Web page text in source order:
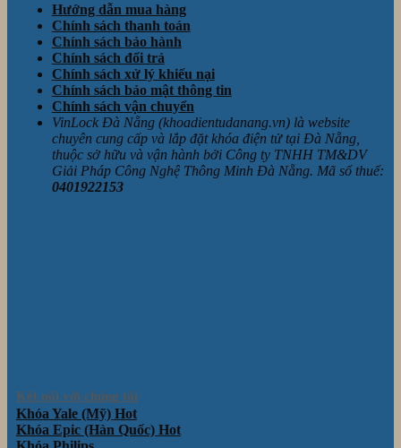
Hướng dẫn mua hàng
Chính sách thanh toán
Chính sách bảo hành
Chính sách đổi trả
Chính sách xử lý khiếu nại
Chính sách bảo mật thông tin
Chính sách vận chuyển
VinLock Đà Nẵng (khoadientudanang.vn) là website
chuyên cung cấp và lắp đặt khóa điện tử tại Đà Nẵng,
thuộc sở hữu và vận hành bởi Công ty TNHH TM&DV
Giải Pháp Công Nghệ Thông Minh Đà Nẵng. Mã số thuế:
0401922153
Kết nối với chúng tôi
Khóa Yale (Mỹ)
Khóa Epic (Hàn Quốc)